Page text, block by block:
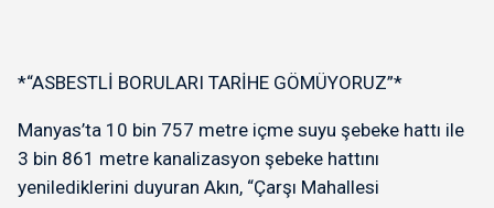
*“ASBESTLİ BORULARI TARİHE GÖMÜYORUZ”*
Manyas’ta 10 bin 757 metre içme suyu şebeke hattı ile
3 bin 861 metre kanalizasyon şebeke hattını
yenilediklerini duyuran Akın, “Çarşı Mahallesi